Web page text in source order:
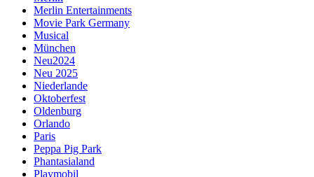
Merlin Entertainments
Movie Park Germany
Musical
München
Neu2024
Neu 2025
Niederlande
Oktoberfest
Oldenburg
Orlando
Paris
Peppa Pig Park
Phantasialand
Playmobil